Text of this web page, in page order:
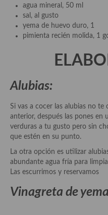
Entrantes
Gazpachos, salmorejos,
Arroces Y fideuás
Legumbres y cereales
Cuscús
Huevos
Masas elaboradas con
Plato principal
agua mineral, 50 ml
sal, al gusto
yema de huevo duro, 1
pimienta recién molida, 1
Alubias:
Si vas a cocer las alubias no te
anterior, después las pones en
verduras a tu gusto pero sin
que estén en su punto.
La otra opción es utilizar
abundante agua fría para
Las escurrimos y reservamos
Vinagreta de yema